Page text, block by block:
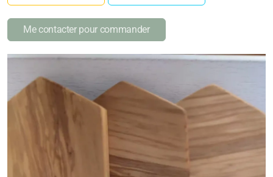
Me contacter pour commander